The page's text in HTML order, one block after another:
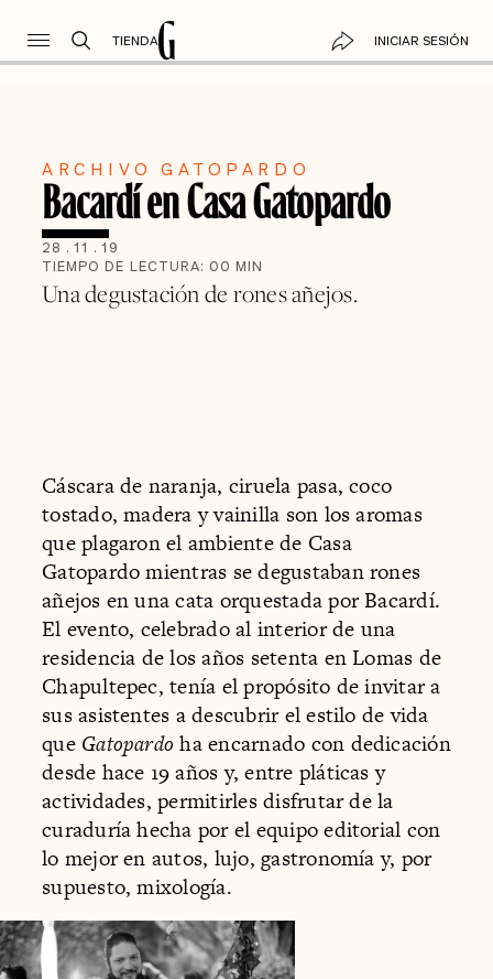
TIENDA INICIAR SESIÓN
ARCHIVO GATOPARDO
Bacardí en Casa Gatopardo
28 . 11 . 19
TIEMPO DE LECTURA: 00 MIN
Una degustación de rones añejos.
Cáscara de naranja, ciruela pasa, coco
tostado, madera y vainilla son los aromas
que plagaron el ambiente de Casa
Gatopardo mientras se degustaban rones
añejos en una cata orquestada por Bacardí.
El evento, celebrado al interior de una
residencia de los años setenta en Lomas de
Chapultepec, tenía el propósito de invitar a
sus asistentes a descubrir el estilo de vida
que Gatopardo ha encarnado con dedicación
desde hace 19 años y, entre pláticas y
actividades, permitirles disfrutar de la
curaduría hecha por el equipo editorial con
lo mejor en autos, lujo, gastronomía y, por
supuesto, mixología.